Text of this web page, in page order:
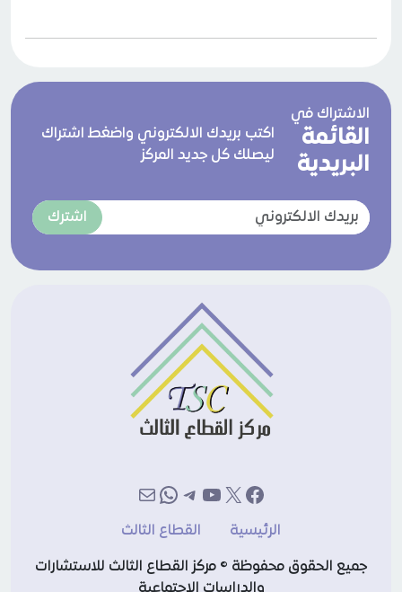
الاشتراك في
القائمة
البريدية
اكتب بريدك الالكتروني واضغط اشتراك
ليصلك كل جديد المركز
اشترك
فيسبوك
إكسيوتيوب
تيليجرام
واتساب
بريد
الرئيسية
القطاع الثالث
جميع الحقوق محفوظة © مركز القطاع الثالث للاستشارات